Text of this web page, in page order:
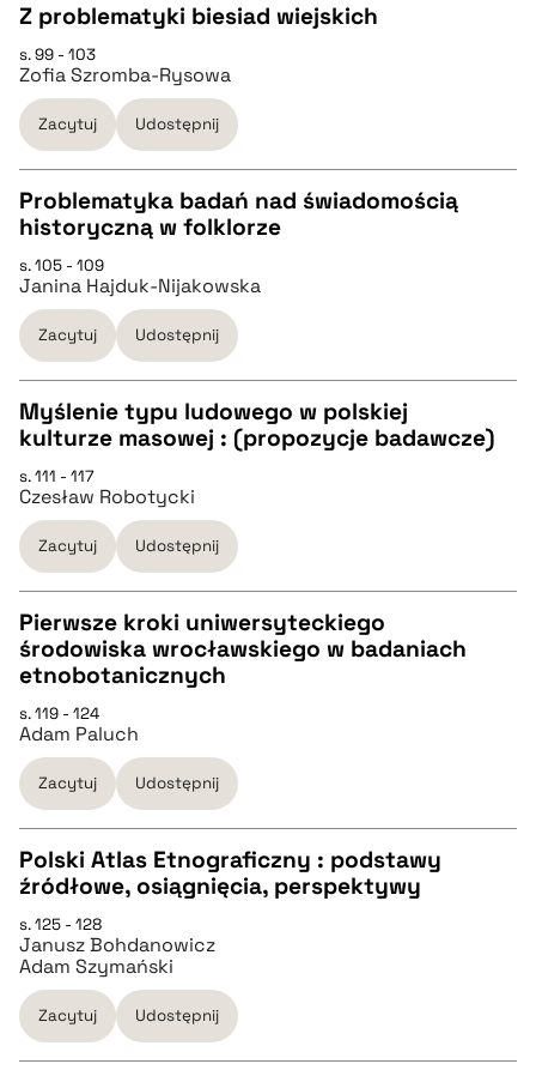
CZYSTY TEKST
pobierz cytat
BIBTEX
pobierz cytat
Z problematyki biesiad wiejskich
s. 99 - 103
Zofia Szromba-Rysowa
Zacytuj Udostępnij
CZYSTY TEKST
pobierz cytat
BIBTEX
Problematyka badań nad świadomością
historyczną w folklorze
s. 105 - 109
Janina Hajduk-Nijakowska
Zacytuj Udostępnij
pobierz cytat
BIBTEX
pobierz cytat
Myślenie typu ludowego w polskiej
kulturze masowej : (propozycje badawcze)
s. 111 - 117
Czesław Robotycki
Zacytuj Udostępnij
CZYSTY TEKST
pobierz cytat
BIBTEX
pobierz cytat
Pierwsze kroki uniwersyteckiego
środowiska wrocławskiego w badaniach
etnobotanicznych
s. 119 - 124
Adam Paluch
Zacytuj Udostępnij
pobierz cytat
BIBTEX
Polski Atlas Etnograficzny : podstawy
źródłowe, osiągnięcia, perspektywy
s. 125 - 128
Janusz Bohdanowicz
Adam Szymański
Zacytuj Udostępnij